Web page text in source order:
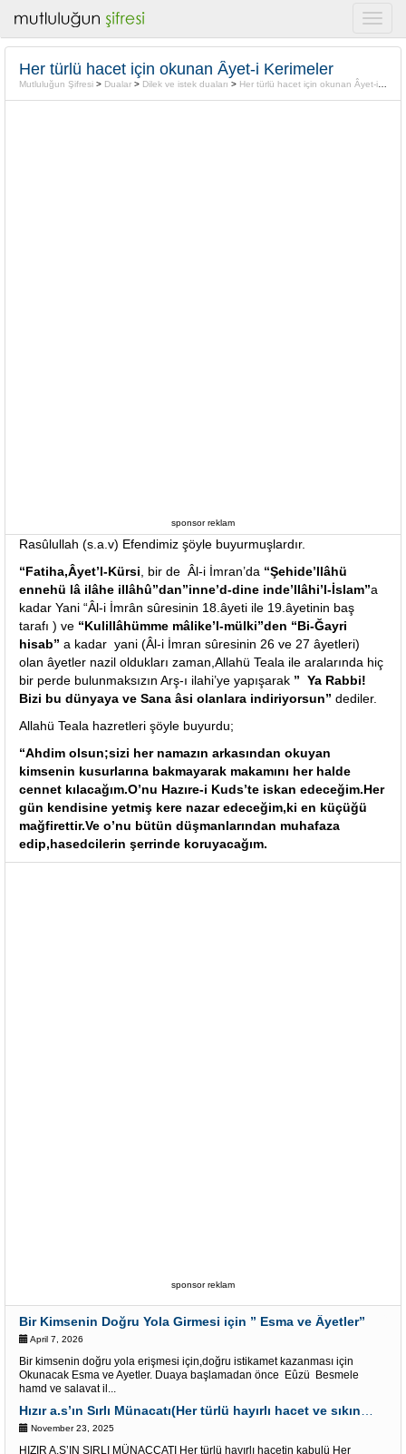
Her türlü hacet için okunan Âyet-i Kerimeler
Mutluluğun Şifresi > Dualar > Dilek ve istek duaları > Her türlü hacet için okunan Âyet-i Kerimeler
sponsor reklam
Rasûlullah (s.a.v) Efendimiz şöyle buyurmuşlardır.
“Fatiha,Âyet’l-Kürsi , bir de Âl-i İmran’da “Şehide’llâhü
ennehü lâ ilâhe illâhû”dan”inne’d-dine inde’llâhi’l-İslam”a
kadar Yani “Âl-i İmrân sûresinin 18.âyeti ile 19.âyetinin baş
tarafı ) ve “Kulillâhümme mâlike’l-mülki”den “Bi-Ğayri
hisab” a kadar yani (Âl-i İmran sûresinin 26 ve 27 âyetleri)
olan âyetler nazil oldukları zaman,Allahü Teala ile aralarında hiç
bir perde bulunmaksızın Arş-ı ilahi’ye yapışarak ” Ya Rabbi!
Bizi bu dünyaya ve Sana âsi olanlara indiriyorsun” dediler.
Allahü Teala hazretleri şöyle buyurdu;
“Ahdim olsun;sizi her namazın arkasından okuyan
kimsenin kusurlarına bakmayarak makamını her halde
cennet kılacağım.O’nu Hazıre-i Kuds’te iskan edeceğim.Her
gün kendisine yetmiş kere nazar edeceğim,ki en küçüğü
mağfirettir.Ve o’nu bütün düşmanlarından muhafaza
edip,hasedcilerin şerrinde koruyacağım.
sponsor reklam
Bir Kimsenin Doğru Yola Girmesi için ” Esma ve Âyetler”
April 7, 2026
Bir kimsenin doğru yola erişmesi için,doğru istikamet kazanması için
Okunacak Esma ve Ayetler. Duaya başlamadan önce Eûzü Besmele
hamd ve salavat il...
November 23, 2025
HIZIR A.S’IN SIRLI MÜNACCATI Her türlü hayırlı hacetin kabulü Her